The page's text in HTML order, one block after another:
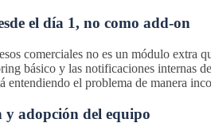
el día 1, no como add-on
comerciales no es un módulo extra
básico y las notificaciones internas
entendiendo el problema de manera
y adopción del equipo